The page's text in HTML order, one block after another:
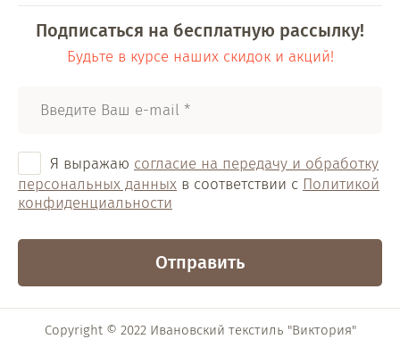
Подписаться на бесплатную рассылку!
Будьте в курсе наших скидок и акций!
Я выражаю согласие на передачу и обработку
персональных данных в соответствии с Политикой
конфиденциальности
Отправить
Copyright © 2022 Ивановский текстиль "Виктория"